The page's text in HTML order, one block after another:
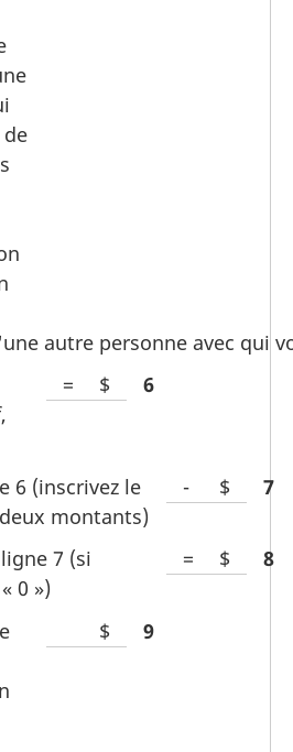
autre personne avec qui
=
Espace
montant
dollar
$ Line
6
6 (inscrivez le
montants)
-
Espace
le
$ 7
ligne 7 (si
0 »)
=
Espace
$ 8
$
Espace
Line
9